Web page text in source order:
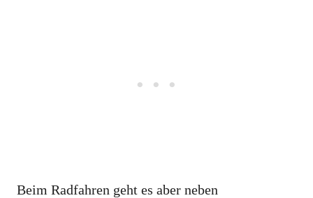
Beim Radfahren geht es aber neben